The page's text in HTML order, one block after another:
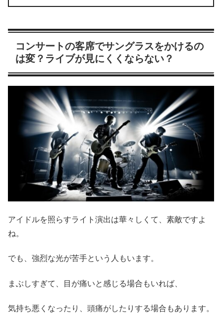
コンサートの客席でサングラスをかけるの
は変？ライブが見にくくならない？
アイドルを照らすライト演出は華々しくて、素敵ですよ
ね。
でも、強烈な光が苦手という人もいます。
まぶしすぎて、目が痛いと感じる場合もいれば、
気持ち悪くなったり、頭痛がしたりする場合もあります。